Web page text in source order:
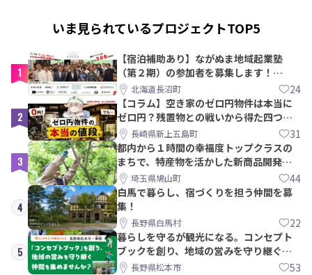
いま見られているプロジェクトTOP5
1
【宿泊補助あり】ながぬま地域起業塾
（第２期）の参加者を募集します！
【8/21〆】
北海道長沼町 24
2
【コラム】空き家のゼロ円物件は本当に
ゼロ円？残置物との戦いから得た四つの
教訓｜新上五島町
長崎県新上五島町 31
3
都内から１時間の幸福度トップクラスの
まちで、特産物を活かした新商品開発＆
PRメンバー募集！
埼玉県鳩山町 44
4
白馬で暮らし、宿づくりを担う仲間を募
集！
長野県白馬村 22
5
暮らしを守るが観光になる。コンセプト
ブックを創り、地域の営みを守り継ぐ仲
間を集めませんか？
長野県松本市 53